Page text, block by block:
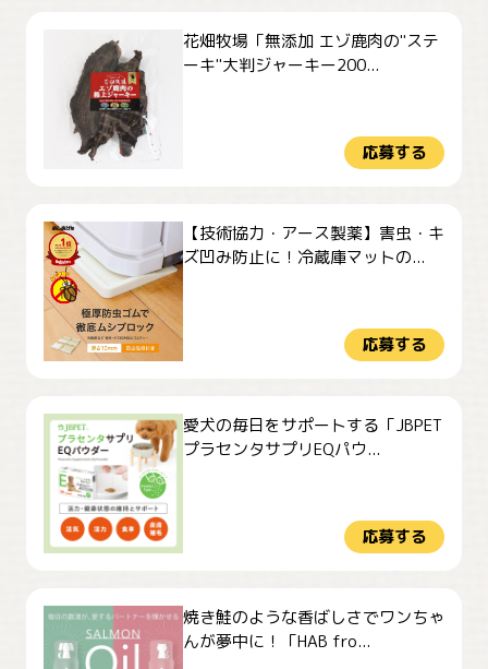
花畑牧場「無添加 エゾ鹿肉の"ステ
ーキ"大判ジャーキー200...
応募する
【技術協力・アース製薬】害虫・キ
ズ凹み防止に！冷蔵庫マットの...
応募する
愛犬の毎日をサポートする「JBPET
プラセンタサプリEQパウ...
応募する
焼き鮭のような香ばしさでワンちゃ
んが夢中に！「HAB fro...